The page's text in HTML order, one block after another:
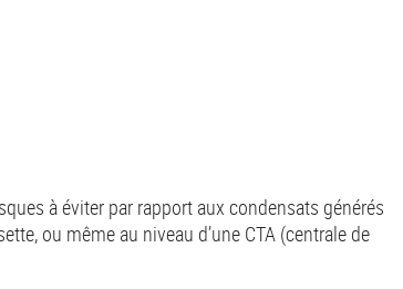
à éviter par rapport aux condensats générés
ou même au niveau d’une CTA (centrale de